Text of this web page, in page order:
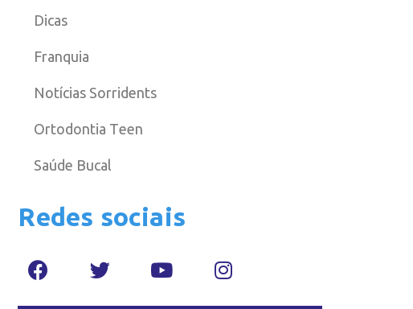
Dicas
Franquia
Notícias Sorridents
Ortodontia Teen
Saúde Bucal
Redes sociais